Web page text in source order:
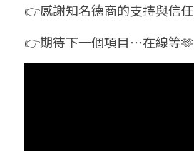
👉感謝知名德商的支持與信任
👉期待下一個項目⋯在線等🫶